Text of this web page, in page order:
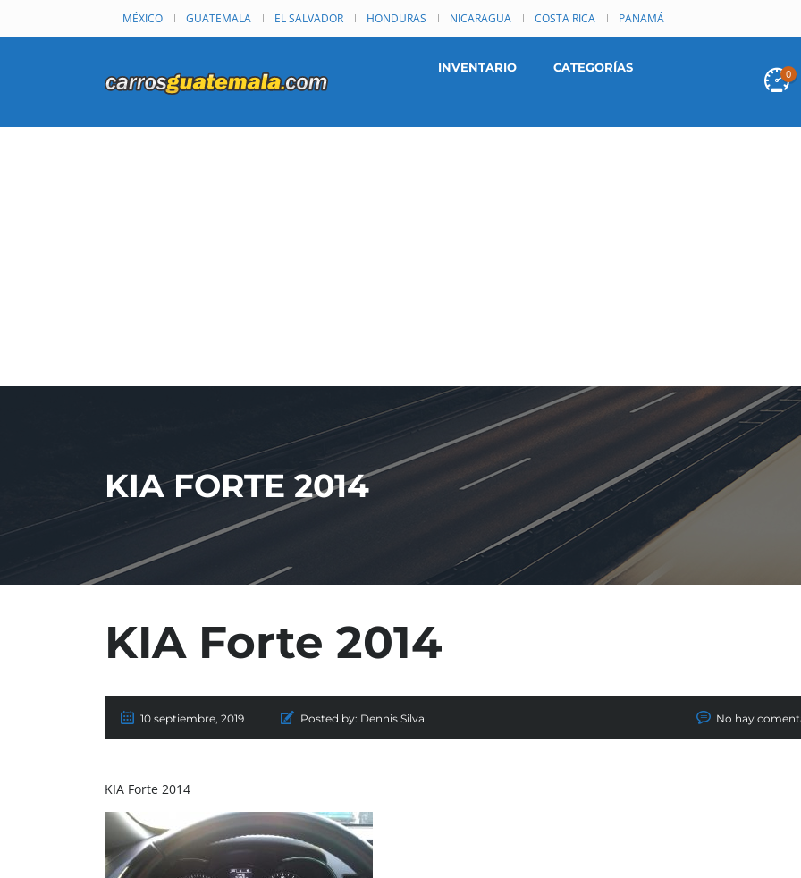
MÉXICO GUATEMALA EL SALVADOR HONDURAS NICARAGUA COSTA RICA PANAMÁ
0
INVENTARIO CATEGORÍAS
KIA FORTE 2014
KIA Forte 2014
10 septiembre, 2019 Posted by: Dennis Silva No hay
KIA Forte 2014